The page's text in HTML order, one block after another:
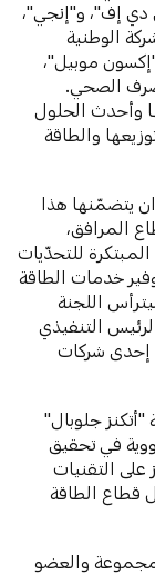
دي إف"، و"إنجي"،
الوطنية
موبيل"،
الصحي.
وأحدث الحلول
والطاقة
يتضمّنها هذا
المرافق،
للتحدّيات
خدمات الطاقة
اللجنة
التنفيذي
إحدى شركات
جلوبال"
في تحقيق
على التقنيات
قطاع الطاقة
والعضو